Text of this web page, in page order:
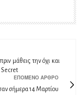
μάθεις την όχι και
ΕΠΌΜΕΝΟ ΆΡΘΡΟ
σήμερα 14 Μαρτίου